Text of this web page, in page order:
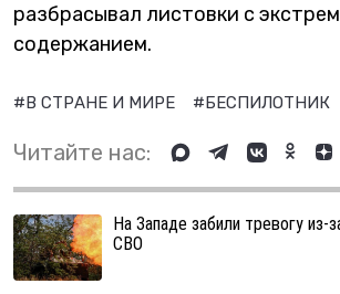
разбрасывал листовки с
содержанием.
#В СТРАНЕ И МИРЕ #БЕСПИЛОТНИК
Читайте нас:
На Западе забили тревогу из-
СВО